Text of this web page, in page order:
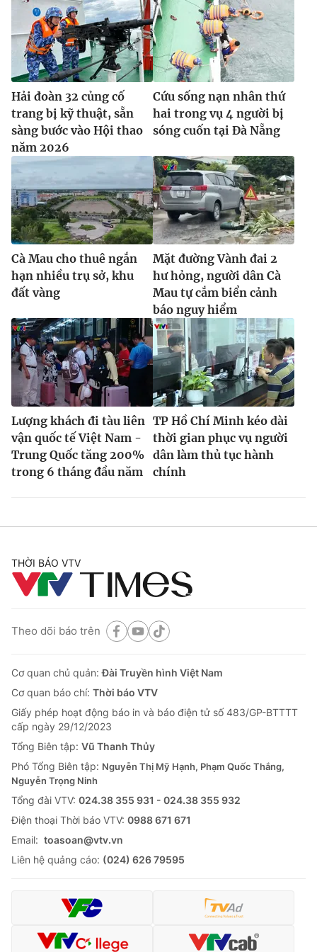
Ðiện thoại Thời báo VTV:024.66 897 897
Email:toasoan@vtv.vn
Liên hệ quảng cáo:024-7300.7108
® Cấm sao chép dưới mọi hình thức nếu không có sự chấp
thuận bằng văn bản. Ghi rõ nguồn VTV.vn khi phát hành lại
thông tin từ website này.
Hải đoàn 32 củng cố
trang bị kỹ thuật, sẵn
sàng bước vào Hội thao
năm 2026
Cứu sống nạn nhân thứ
hai trong vụ 4 người bị
sóng cuốn tại Đà Nẵng
Cà Mau cho thuê ngắn
hạn nhiều trụ sở, khu
đất vàng
Mặt đường Vành đai 2
hư hỏng, người dân Cà
Mau tự cắm biển cảnh
báo nguy hiểm
Lượng khách đi tàu liên
vận quốc tế Việt Nam -
Trung Quốc tăng 200%
trong 6 tháng đầu năm
TP Hồ Chí Minh kéo dài
thời gian phục vụ người
dân làm thủ tục hành
chính
THỜI BÁO VTV
Theo dõi báo trên
Cơ quan chủ quản:Đài Truyền hình Việt Nam
Cơ quan báo chí: Thời báo VTV
Giấy phép hoạt động báo in và báo điện tử số 483/GP-BTTTT
cấp ngày 29/12/2023
Tổng Biên tập: Vũ Thanh Thủy
Phó Tổng Biên tập: Nguyễn Thị Mỹ Hạnh, Phạm Quốc Thắng,
Nguyễn Trọng Ninh
Tổng đài VTV: 024.38 355 931 - 024.38 355 932
Ðiện thoại Thời báo VTV: 0988 671 671
Email: toasoan@vtv.vn
Liên hệ quảng cáo: (024) 626 79595